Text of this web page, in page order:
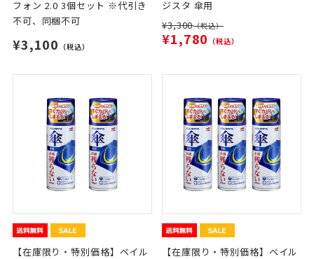
フォン 2.0 3個セット ※代引き
不可、同梱不可
¥3,100 （税込）
ジスタ 傘用
¥3,300（税込）
¥1,780 （税込）
【在庫限り・特別価格】ベイル
【在庫限り・特別価格】ベイル